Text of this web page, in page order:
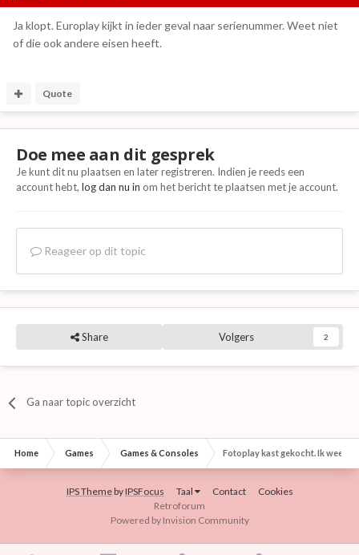
Ja klopt. Europlay kijkt in ieder geval naar serienummer. Weet niet
of die ook andere eisen heeft.
Quote
Doe mee aan dit gesprek
Je kunt dit nu plaatsen en later registreren. Indien je reeds een
account hebt, log dan nu in om het bericht te plaatsen met je account.
Reageer op dit topic
Share Volgers 2
Ga naar topic overzicht
Home Games Games & Consoles Fotoplay kast gekocht. Ik weet
IPS ThemebyIPSFocus Taal Contact
Cookies
Retroforum
Powered by Invision Community